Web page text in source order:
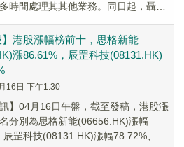
時間處理其其他業務。同日起，聶政
】港股漲幅榜前十，思格新能
漲86.61%，辰罡科技(08131.HK)
16日 下午1:30
訊】04月16日午盤，截至發稿，港股漲
分別為思格新能(06656.HK)漲幅
罡科技(08131.HK)漲幅78.72%、毅